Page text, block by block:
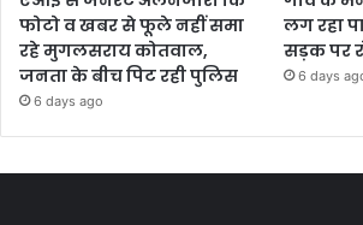
फोटो व खबर से फूले नहीं समा
रहे मुगलसराय कोतवाल,
जनता के बीच पिट रही पुलिस
6 days ago
लग रहा
सड़क पर
6 days